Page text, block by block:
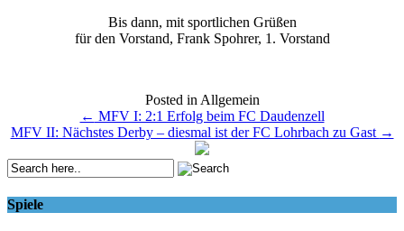
Bis dann, mit sportlichen Grüßen
für den Vorstand, Frank Spohrer, 1. Vorstand
Posted in Allgemein
navigation
← MFV I: 2:1 Erfolg beim FC Daudenzell
MFV II: Nächstes Derby – diesmal ist der FC Lohrbach zu Gast →
Spiele